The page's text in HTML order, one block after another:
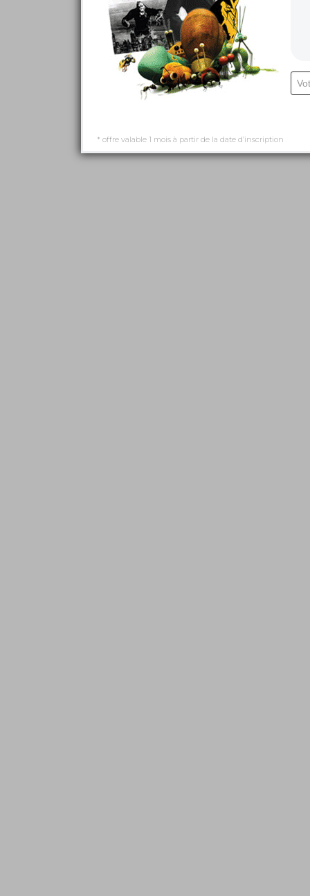
* offre valable 1 mois à partir de la date d’inscription